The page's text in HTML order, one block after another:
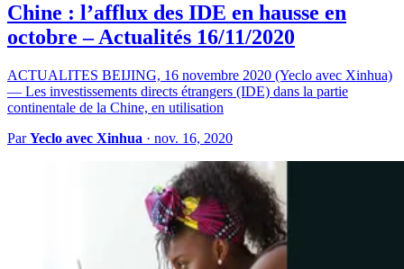
Chine : l’afflux des IDE en hausse en
octobre – Actualités 16/11/2020
ACTUALITES BEIJING, 16 novembre 2020 (Yeclo avec Xinhua)
— Les investissements directs étrangers (IDE) dans la partie
continentale de la Chine, en utilisation
ParYeclo avec Xinhua · nov. 16, 2020